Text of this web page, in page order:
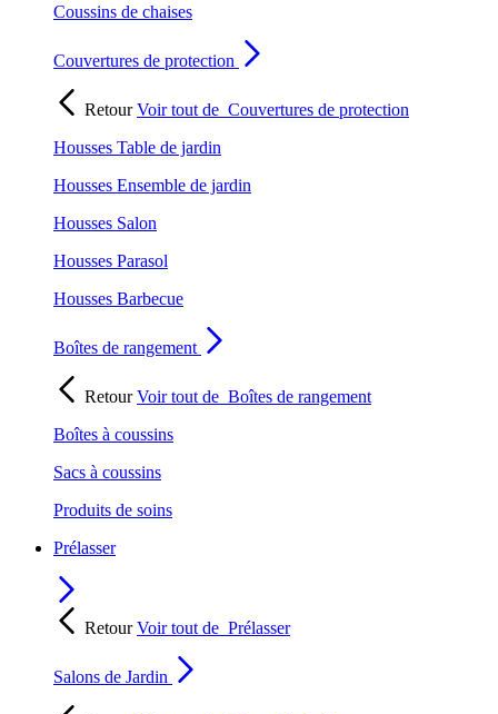
Coussins de chaises
Couvertures de protection
RetourVoir tout de Couvertures de protection
Housses Table de jardin
Housses Ensemble de jardin
Housses Salon
Housses Parasol
Housses Barbecue
Boîtes de rangement
RetourVoir tout de Boîtes de rangement
Boîtes à coussins
Sacs à coussins
Produits de soins
Prélasser
RetourVoir tout de Prélasser
Salons de Jardin